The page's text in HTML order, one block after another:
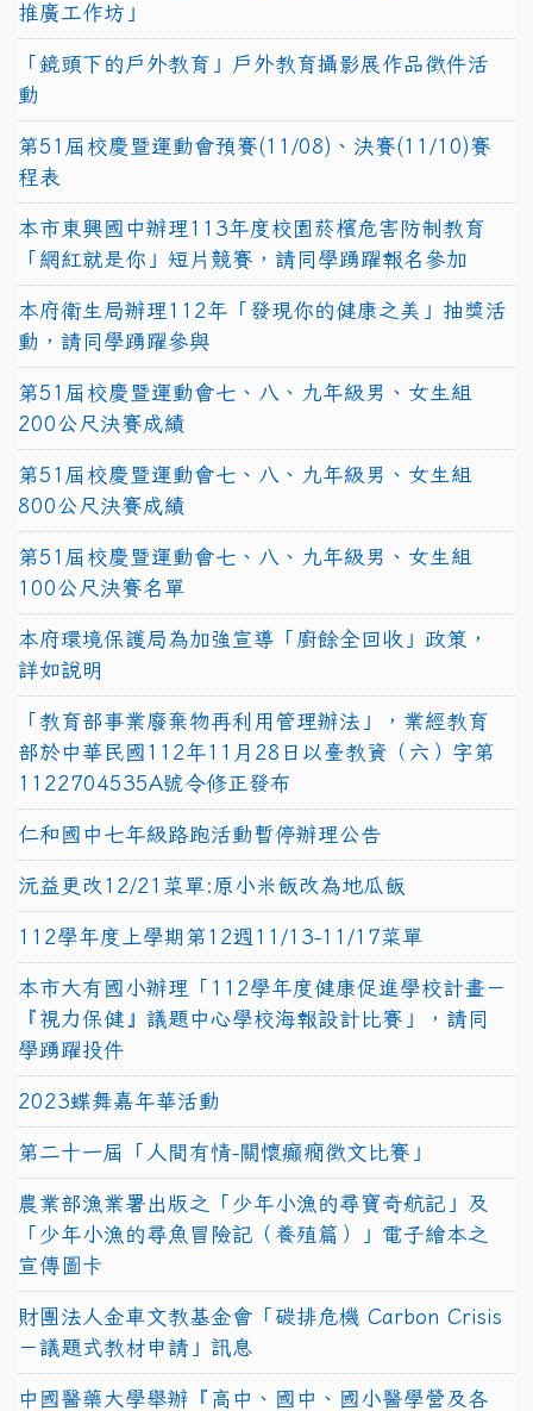
推廣工作坊」
「鏡頭下的戶外教育」戶外教育攝影展作品徵件活
動
第51屆校慶暨運動會預賽(11/08)、決賽(11/10)賽
程表
本市東興國中辦理113年度校園菸檳危害防制教育
「網紅就是你」短片競賽，請同學踴躍報名參加
本府衛生局辦理112年「發現你的健康之美」抽獎活
動，請同學踴躍參與
第51屆校慶暨運動會七、八、九年級男、女生組
200公尺決賽成績
第51屆校慶暨運動會七、八、九年級男、女生組
800公尺決賽成績
第51屆校慶暨運動會七、八、九年級男、女生組
100公尺決賽名單
本府環境保護局為加強宣導「廚餘全回收」政策，
詳如說明
「教育部事業廢棄物再利用管理辦法」，業經教育
部於中華民國112年11月28日以臺教資（六）字第
1122704535A號令修正發布
仁和國中七年級路跑活動暫停辦理公告
沅益更改12/21菜單:原小米飯改為地瓜飯
112學年度上學期第12週11/13-11/17菜單
本市大有國小辦理「112學年度健康促進學校計畫－
『視力保健』議題中心學校海報設計比賽」，請同
學踴躍投件
2023蝶舞嘉年華活動
第二十一屆「人間有情-關懷癲癇徵文比賽」
農業部漁業署出版之「少年小漁的尋寶奇航記」及
「少年小漁的尋魚冒險記（養殖篇）」電子繪本之
宣傳圖卡
財團法人金車文教基金會「碳排危機 Carbon Crisis
－議題式教材申請」訊息
中國醫藥大學舉辦『高中、國中、國小醫學營及各